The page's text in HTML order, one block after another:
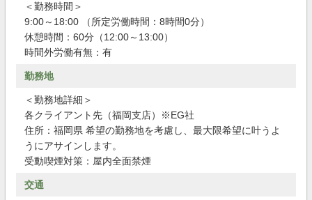
＜勤務時間＞
9:00～18:00 （所定労働時間：8時間0分）
休憩時間：60分（12:00～13:00）
時間外労働有無：有
勤務地
＜勤務地詳細＞
各クライアント先（福岡支店）※EG社
住所：福岡県 希望の勤務地を考慮し、最大限希望に叶うよ
うにアサインします。
受動喫煙対策：屋内全面禁煙
交通